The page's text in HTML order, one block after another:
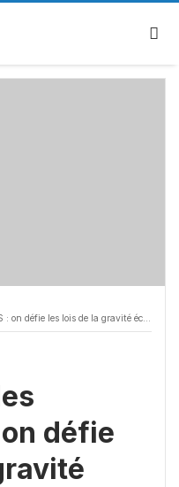
les lois de la gravité économique!
défie